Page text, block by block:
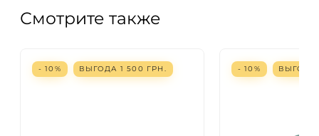
Смотрите также
- 10% ВЫГОДА 1 500 ГРН. - 10% ВЫГОДА